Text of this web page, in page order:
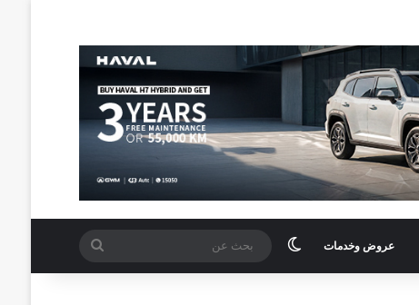
عروض وخدمات الوضع المظلم بحث
عن